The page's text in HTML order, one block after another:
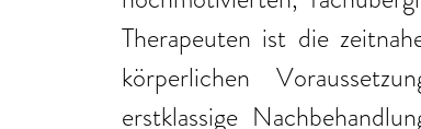
Therapeuten ist die
körperlichen
erstklassige